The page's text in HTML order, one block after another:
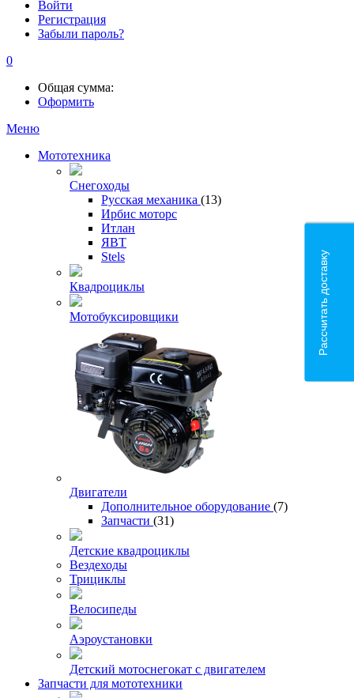
Войти
Регистрация
Забыли пароль?
0
Общая сумма:
Оформить
Меню
Мототехника
Снегоходы
Русская механика (13)
Ирбис моторс
Итлан
ЯВТ
Stels
Квадроциклы
Мотобуксировщики
Двигатели
Дополнительное оборудование (7)
Запчасти (31)
Детские квадроциклы
Вездеходы
Трициклы
Велосипеды
Аэроустановки
Детский мотоснегокат с двигателем
Запчасти для мототехники
Рассчитать доставку